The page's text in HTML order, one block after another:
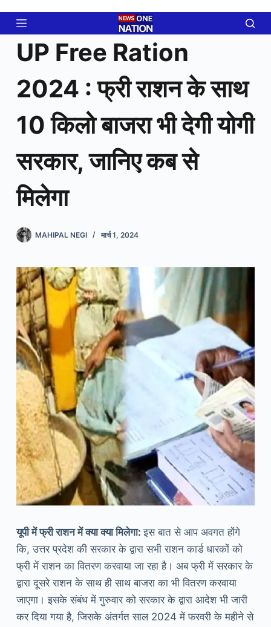
contentUP Free Ration
2024 : फ्री राशन के साथ
10 किलो बाजरा भी देगी योगी
सरकार, जानिए कब से
मिलेगा
MAHIPAL NEGI मार्च 1, 2024
यूपी में फ्री राशन में क्या क्या मिलेगा:इस बात से आप अवगत होंगे
कि, उत्तर प्रदेश की सरकार के द्वारा सभी राशन कार्ड धारकों को
फ्री में राशन का वितरण करवाया जा रहा है। अब फ्री में सरकार के
द्वारा दूसरे राशन के साथ ही साथ बाजरा का भी वितरण करवाया
जाएगा। इसके संबंध में गुरुवार को सरकार के द्वारा आदेश भी जारी
कर दिया गया है, जिसके अंतर्गत साल 2024 में फरवरी के महीने से